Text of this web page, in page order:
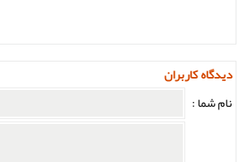
دیدگاه کاربران
نام شما :